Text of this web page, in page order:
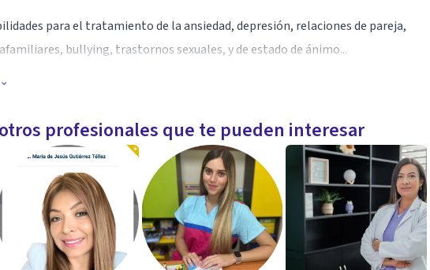
para el tratamiento de la ansiedad, depresión, relaciones de pareja,
bullying, trastornos sexuales, y de estado de ánimo...
al trabajo de ansiedad, depresión, autoestima, autosuperación, sentido de
niños, jóvenes y problemáticas de pareja, entre otros.
empático, analítico, con capacidad de escucha sin juicios, autoconsciente
profesionales que te pueden interesar